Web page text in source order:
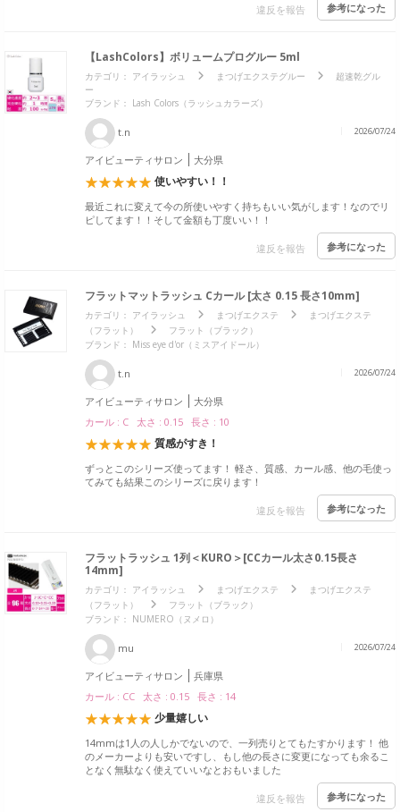
違反を報告 参考になった
【LashColors】ボリュームプログルー 5ml
カテゴリ： アイラッシュ まつげエクステグルー
超速乾グル
ー
ブランド： Lash Colors（ラッシュカラーズ）
t.n 2026/07/24
アイビューティサロン 大分県
使いやすい！！
最近これに変えて今の所使いやすく持ちもいい気がします！なのでリ
ピしてます！！そして金額も丁度いい！！
違反を報告 参考になった
フラットマットラッシュ Cカール [太さ 0.15 長さ10mm]
カテゴリ： アイラッシュ まつげエクステ
まつげエクステ
（フラット）
フラット（ブラック）
ブランド： Miss eye d'or（ミスアイドール）
t.n 2026/07/24
アイビューティサロン
大分県
カール : C 太さ : 0.15 長さ : 10
質感がすき！
ずっとこのシリーズ使ってます！ 軽さ、質感、カール感、他の毛使っ
てみても結果このシリーズに戻ります！
違反を報告 参考になった
フラットラッシュ 1列＜KURO＞[CCカール太さ0.15長さ
14mm]
カテゴリ： アイラッシュ まつげエクステ
まつげエクステ
（フラット）
フラット（ブラック）
ブランド： NUMERO（ヌメロ）
mu 2026/07/24
アイビューティサロン
兵庫県
カール : CC 太さ : 0.15 長さ : 14
少量嬉しい
14mmは1人の人しかでないので、一列売りとてもたすかります！ 他
のメーカーよりも安いですし、もし他の長さに変更になっても余るこ
となく無駄なく使えていいなとおもいました
違反を報告 参考になった